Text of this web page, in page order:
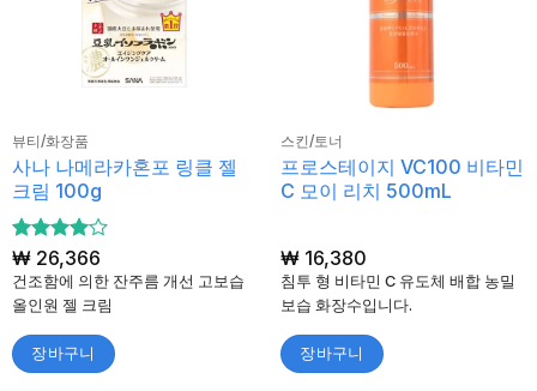
뷰티/화장품
사나 나메라카혼포 링클 젤
크림 100g
5 중에서
4로 평
가됨
₩26,366
건조함에 의한 잔주름 개선 고보습
올인원 젤 크림
장바구니
스킨/토너
프로스테이지 VC100 비타민
C 모이 리치 500mL
₩16,380
침투 형 비타민 C 유도체 배합 ​​농밀
보습 화장수입니다.
장바구니